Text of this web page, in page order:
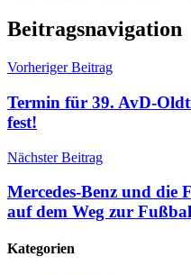
Beitragsnavigation
Vorheriger Beitrag
Termin für 39. AvD-
fest!
Nächster Beitrag
Mercedes-Benz und die
auf dem Weg zur
Kategorien